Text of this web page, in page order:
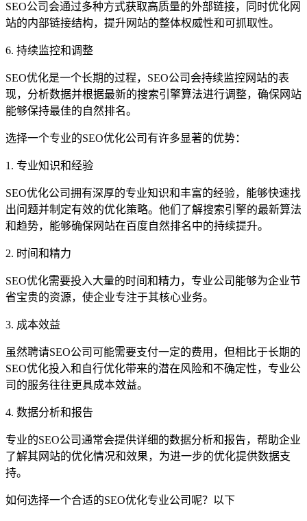
SEO公司会通过多种方式获取高质量的外部链接，同时优化网
站的内部链接结构，提升网站的整体权威性和可抓取性。
6. 持续监控和调整
SEO优化是一个长期的过程，SEO公司会持续监控网站的表
现，分析数据并根据最新的搜索引擎算法进行调整，确保网站
能够保持最佳的自然排名。
选择一个专业的SEO优化公司有许多显著的优势：
1. 专业知识和经验
SEO优化公司拥有深厚的专业知识和丰富的经验，能够快速找
出问题并制定有效的优化策略。他们了解搜索引擎的最新算法
和趋势，能够确保网站在百度自然排名中的持续提升。
2. 时间和精力
SEO优化需要投入大量的时间和精力，专业公司能够为企业节
省宝贵的资源，使企业专注于其核心业务。
3. 成本效益
虽然聘请SEO公司可能需要支付一定的费用，但相比于长期的
SEO优化投入和自行优化带来的潜在风险和不确定性，专业公
司的服务往往更具成本效益。
4. 数据分析和报告
专业的SEO公司通常会提供详细的数据分析和报告，帮助企业
了解其网站的优化情况和效果，为进一步的优化提供数据支
持。
如何选择一个合适的SEO优化专业公司呢？以下